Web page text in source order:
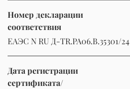
Номер декларации
соответствия
ЕАЭС N RU Д-TR.РА06.В.35301/24
Дата регистрации
сертификата/